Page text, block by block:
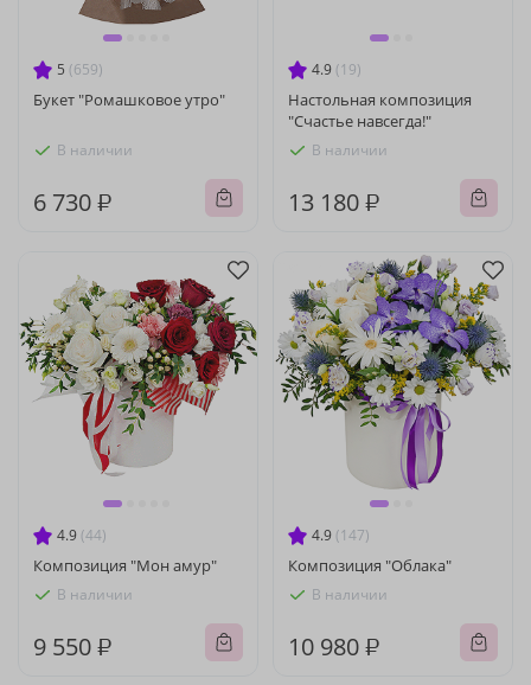
5 (659)
Букет "Ромашковое утро"
В наличии
6 730 ₽
4.9 (19)
Настольная композиция
"Счастье навсегда!"
В наличии
13 180 ₽
4.9 (44)
Композиция "Мон амур"
В наличии
9 550 ₽
4.9 (147)
Композиция "Облака"
В наличии
10 980 ₽